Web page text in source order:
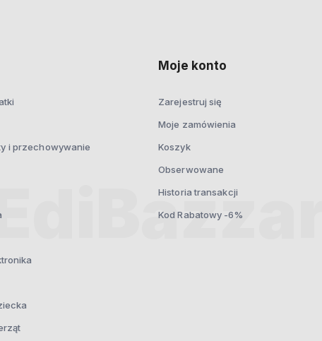
i przechowywanie
Moje konto
Zarejestruj się
Moje zamówienia
Koszyk
Obserwowane
Historia transakcji
Kod Rabatowy -6%